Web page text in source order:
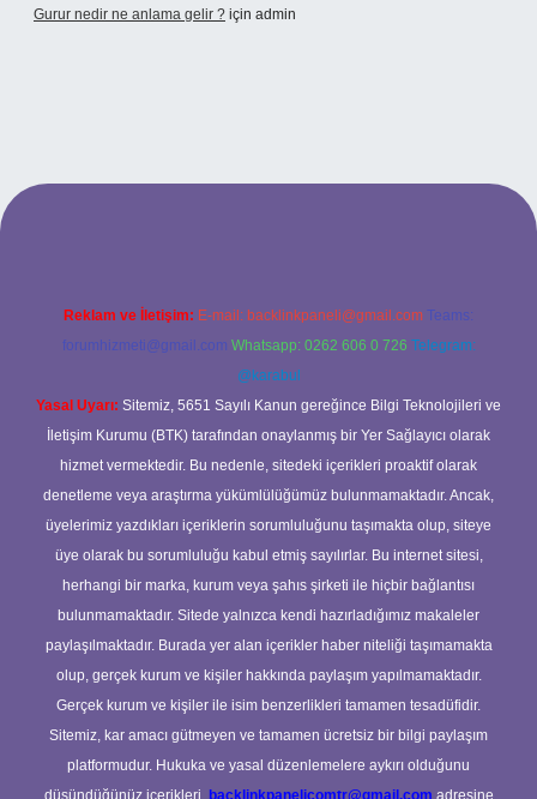
Gurur nedir ne anlama gelir ? için admin
yeni giriş adresi
Reklam ve İletişim: E-mail: backlinkpaneli@gmail.com Teams:
forumhizmeti@gmail.com Whatsapp: 0262 606 0 726 Telegram:
@karabul
Yasal Uyarı: Sitemiz, 5651 Sayılı Kanun gereğince Bilgi Teknolojileri ve
İletişim Kurumu (BTK) tarafından onaylanmış bir Yer Sağlayıcı olarak
hizmet vermektedir. Bu nedenle, sitedeki içerikleri proaktif olarak
denetleme veya araştırma yükümlülüğümüz bulunmamaktadır. Ancak,
üyelerimiz yazdıkları içeriklerin sorumluluğunu taşımakta olup, siteye
üye olarak bu sorumluluğu kabul etmiş sayılırlar. Bu internet sitesi,
herhangi bir marka, kurum veya şahıs şirketi ile hiçbir bağlantısı
bulunmamaktadır. Sitede yalnızca kendi hazırladığımız makaleler
paylaşılmaktadır. Burada yer alan içerikler haber niteliği taşımamakta
olup, gerçek kurum ve kişiler hakkında paylaşım yapılmamaktadır.
Gerçek kurum ve kişiler ile isim benzerlikleri tamamen tesadüfidir.
Sitemiz, kar amacı gütmeyen ve tamamen ücretsiz bir bilgi paylaşım
platformudur. Hukuka ve yasal düzenlemelere aykırı olduğunu
düşündüğünüz içerikleri,
backlinkpanelicomtr@gmail.com adresine